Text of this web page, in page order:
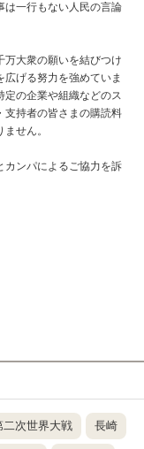
は一行もない人民の言論
万大衆の願いを結びつけ
げる努力を強めていま
定の企業や組織などのス
支持者の皆さまの購読料
せん。
カンパによるご協力を訴
二次世界大戦 長崎